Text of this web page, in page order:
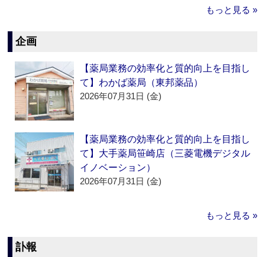
もっと見る »
企画
【薬局業務の効率化と質的向上を目指し
て】わかば薬局（東邦薬品）
2026年07月31日 (金)
【薬局業務の効率化と質的向上を目指し
て】大手薬局笹崎店（三菱電機デジタル
イノベーション）
2026年07月31日 (金)
もっと見る »
訃報